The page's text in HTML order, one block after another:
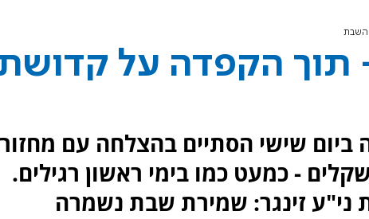
השבת
תוך הקפדה על
ביום שישי הסתיים בהצלחה עם מחזור
- כמעט כמו בימי ראשון רגילים.
ני"ע זינגר: שמירת שבת נשמרה